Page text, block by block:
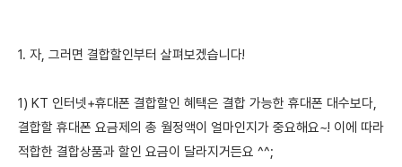
1. 자, 그러면 결합할인부터 살펴보겠습니다!
1) KT 인터넷+휴대폰 결합할인 혜택은 결합 가능한 휴대폰 대수보다,
결합할 휴대폰 요금제의 총 월정액이 얼마인지가 중요해요~! 이에 따라
적합한 결합상품과 할인 요금이 달라지거든요 ^^;